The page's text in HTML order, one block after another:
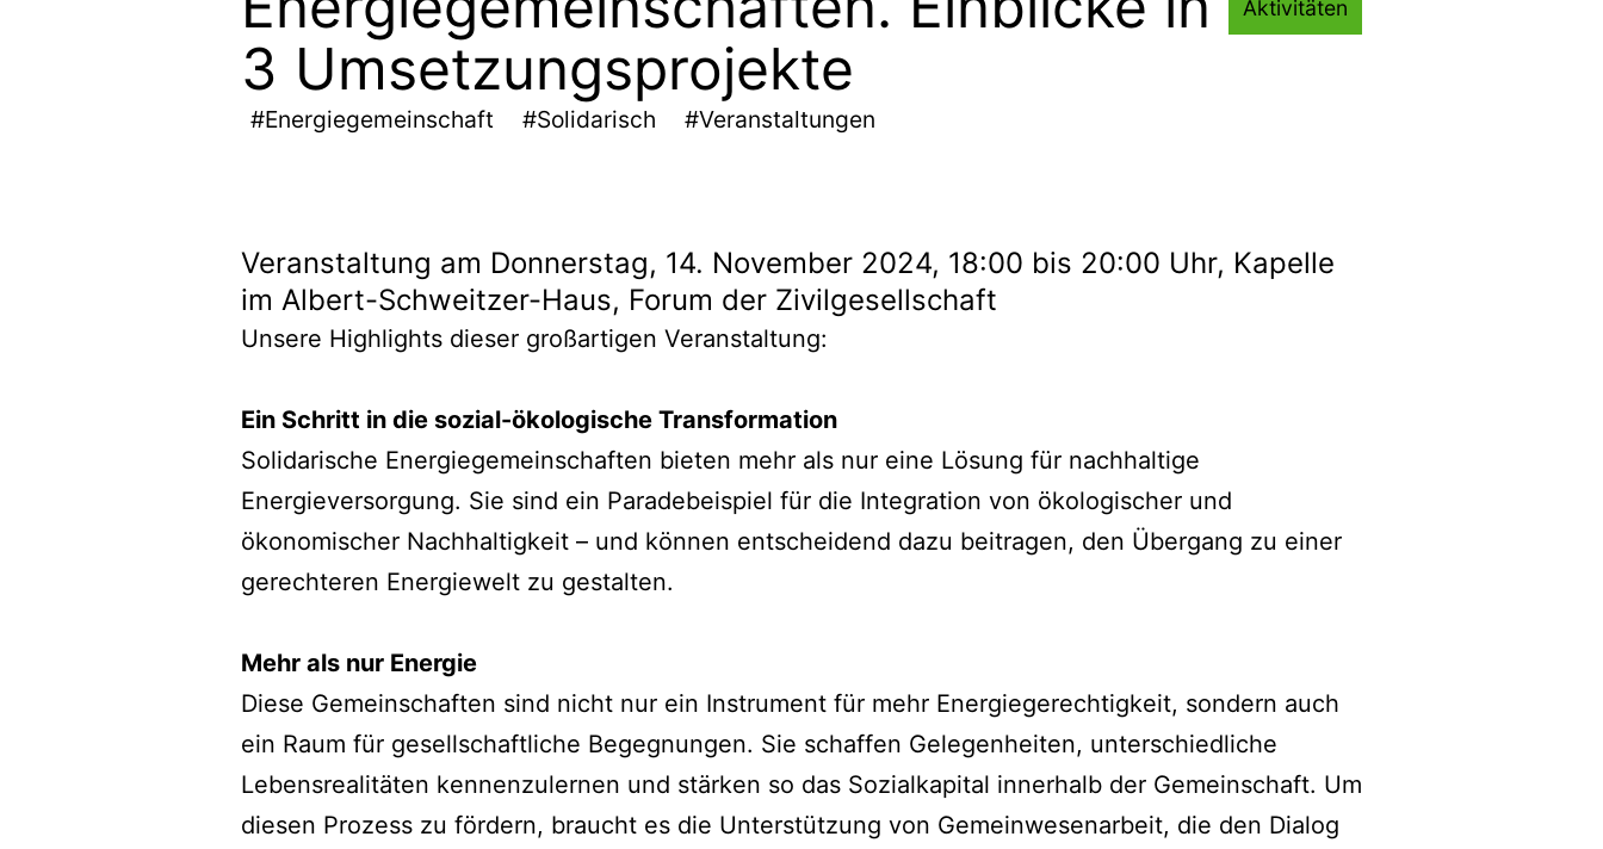
3 Umsetzungsprojekte
#Energiegemeinschaft #Solidarisch #Veranstaltungen
Aktivitäten
Veranstaltung am Donnerstag, 14. November 2024, 18:00 bis 20:00 Uhr, Kapelle
im Albert-Schweitzer-Haus, Forum der Zivilgesellschaft
Unsere Highlights dieser großartigen Veranstaltung:
Ein Schritt in die sozial-ökologische Transformation
Solidarische Energiegemeinschaften bieten mehr als nur eine Lösung für nachhaltige
Energieversorgung. Sie sind ein Paradebeispiel für die Integration von ökologischer und
ökonomischer Nachhaltigkeit – und können entscheidend dazu beitragen, den Übergang zu einer
gerechteren Energiewelt zu gestalten.
Mehr als nur Energie
Diese Gemeinschaften sind nicht nur ein Instrument für mehr Energiegerechtigkeit, sondern auch
ein Raum für gesellschaftliche Begegnungen. Sie schaffen Gelegenheiten, unterschiedliche
Lebensrealitäten kennenzulernen und stärken so das Sozialkapital innerhalb der Gemeinschaft. Um
diesen Prozess zu fördern, braucht es die Unterstützung von Gemeinwesenarbeit, die den Dialog